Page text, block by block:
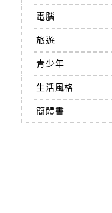
電腦
旅遊
青少年
生活風格
簡體書